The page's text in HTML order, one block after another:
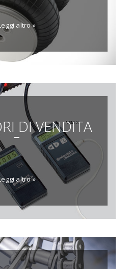
altro »
DI VENDITA
altro »